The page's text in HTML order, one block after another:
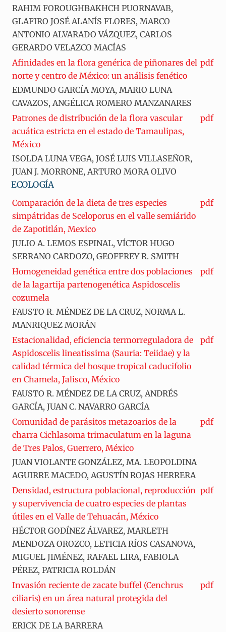
RAHIM FOROUGHBAKHCH PUORNAVAB,
GLAFIRO JOSÉ ALANÍS FLORES, MARCO
ANTONIO ALVARADO VÁZQUEZ, CARLOS
GERARDO VELAZCO MACÍAS
Afinidades en la flora genérica de piñonares del
norte y centro de México: un análisis fenético
pdf
EDMUNDO GARCÍA MOYA, MARIO LUNA
CAVAZOS, ANGÉLICA ROMERO MANZANARES
Patrones de distribución de la flora vascular
acuática estricta en el estado de Tamaulipas,
México
pdf
ISOLDA LUNA VEGA, JOSÉ LUIS VILLASEÑOR,
JUAN J. MORRONE, ARTURO MORA OLIVO
ECOLOGÍA
Comparación de la dieta de tres especies
simpátridas de Sceloporus en el valle semiárido
de Zapotitlán, Mexico
pdf
JULIO A. LEMOS ESPINAL, VÍCTOR HUGO
SERRANO CARDOZO, GEOFFREY R. SMITH
Homogeneidad genética entre dos poblaciones
de la lagartija partenogenética Aspidoscelis
cozumela
pdf
FAUSTO R. MÉNDEZ DE LA CRUZ, NORMA L.
MANRIQUEZ MORÁN
Estacionalidad, eficiencia termorreguladora de
Aspidoscelis lineatissima (Sauria: Teiidae) y la
calidad térmica del bosque tropical caducifolio
en Chamela, Jalisco, México
pdf
FAUSTO R. MÉNDEZ DE LA CRUZ, ANDRÉS
GARCÍA, JUAN C. NAVARRO GARCÍA
Comunidad de parásitos metazoarios de la
charra Cichlasoma trimaculatum en la laguna
de Tres Palos, Guerrero, México
pdf
JUAN VIOLANTE GONZÁLEZ, MA. LEOPOLDINA
AGUIRRE MACEDO, AGUSTÍN ROJAS HERRERA
Densidad, estructura poblacional, reproducción
y supervivencia de cuatro especies de plantas
útiles en el Valle de Tehuacán, México
pdf
HÉCTOR GODÍNEZ ÁLVAREZ, MARLETH
MENDOZA OROZCO, LETICIA RÍOS CASANOVA,
MIGUEL JIMÉNEZ, RAFAEL LIRA, FABIOLA
PÉREZ, PATRICIA ROLDÁN
Invasión reciente de zacate buffel (Cenchrus
ciliaris) en un área natural protegida del
desierto sonorense
pdf
ERICK DE LA BARRERA